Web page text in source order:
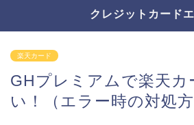
クレジットカード
楽天カード
GHプレミアムで楽天カ
い！（エラー時の対処方